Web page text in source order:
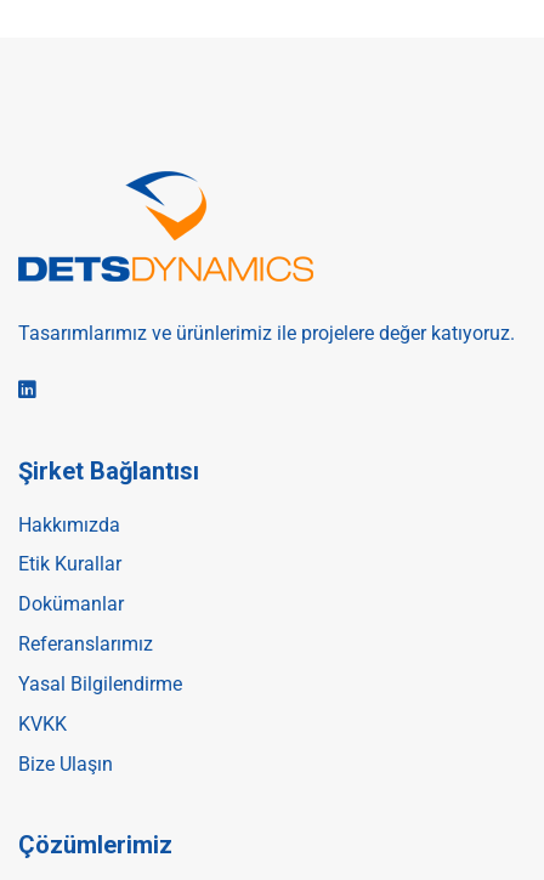
Tasarımlarımız ve ürünlerimiz ile projelere değer katıyoruz.
Şirket Bağlantısı
Hakkımızda
Etik Kurallar
Dokümanlar
Referanslarımız
Yasal Bilgilendirme
KVKK
Bize Ulaşın
Çözümlerimiz